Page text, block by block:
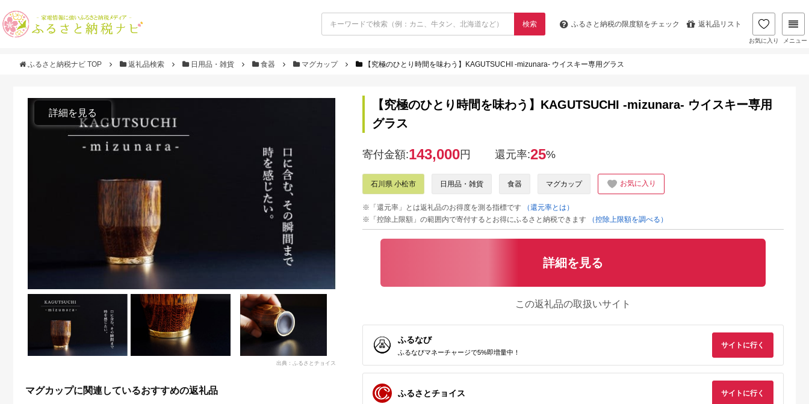
検索 ふるさと納税の限度額をチェック 返礼品リスト
お気に入り メニュー
ふるさと納税ナビ TOP 返礼品検索 日用品・雑貨 食器 マグカップ 【究極のひとり時間を味わう】KAGUTSUCHI -mizunara- ウイスキー専用グラス
詳細を見る
出典：ふるさとチョイス
マグカップに関連しているおすすめの返礼品
【究極のひとり時間を味わう】KAGUTSUCHI -mizunara- ウイスキー専用
グラス
寄付金額:143,000円 還元率:25%
石川県 小松市 日用品・雑貨 食器 マグカップ お気に入り
※「還元率」とは返礼品のお得度を測る指標です
（還元率とは）
※「控除上限額」の範囲内で寄付するとお得にふるさと納税できます
（控除上限額を調べる）
詳細を見る
この返礼品の取扱いサイト
ふるなび
ふるなびマネーチャージで5%即増量中！
サイトに行く
ふるさとチョイス サイトに行く